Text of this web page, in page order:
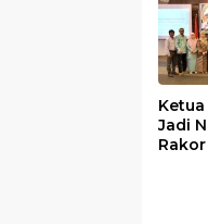
Ketua
Jadi